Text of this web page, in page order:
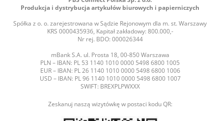
Produkcja i dystrybucja artykułów biurowych i papierniczych
Spółka z o. o. zarejestrowana w Sądzie Rejonowym dla m. st. Warszawy
KRS 0000435936, Kapitał zakładowy: 800.000,-
Nr rej. BDO: 000026344
mBank S.A. ul. Prosta 18, 00-850 Warszawa
PLN – IBAN: PL 53 1140 1010 0000 5498 6800 1005
EUR – IBAN: PL 26 1140 1010 0000 5498 6800 1006
USD – IBAN: PL 96 1140 1010 0000 5498 6800 1007
SWIFT: BREXPLPWXXX
Zeskanuj naszą wizytówkę w postaci kodu QR: